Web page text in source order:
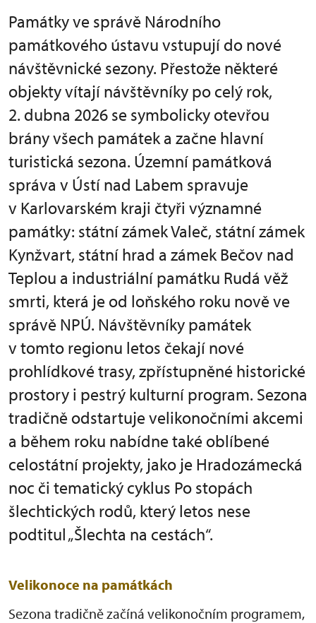
Památky ve správě Národního
památkového ústavu vstupují do nové
návštěvnické sezony. Přestože některé
objekty vítají návštěvníky po celý rok,
2. dubna 2026 se symbolicky otevřou
brány všech památek a začne hlavní
turistická sezona. Územní památková
správa v Ústí nad Labem spravuje
v Karlovarském kraji čtyři významné
památky: státní zámek Valeč, státní zámek
Kynžvart, státní hrad a zámek Bečov nad
Teplou a industriální památku Rudá věž
smrti, která je od loňského roku nově ve
správě NPÚ. Návštěvníky památek
v tomto regionu letos čekají nové
prohlídkové trasy, zpřístupněné historické
prostory i pestrý kulturní program. Sezona
tradičně odstartuje velikonočními akcemi
a během roku nabídne také oblíbené
celostátní projekty, jako je Hradozámecká
noc či tematický cyklus Po stopách
šlechtických rodů, který letos nese
podtitul „Šlechta na cestách“.
Velikonoce na památkách
Sezona tradičně začíná velikonočním programem,